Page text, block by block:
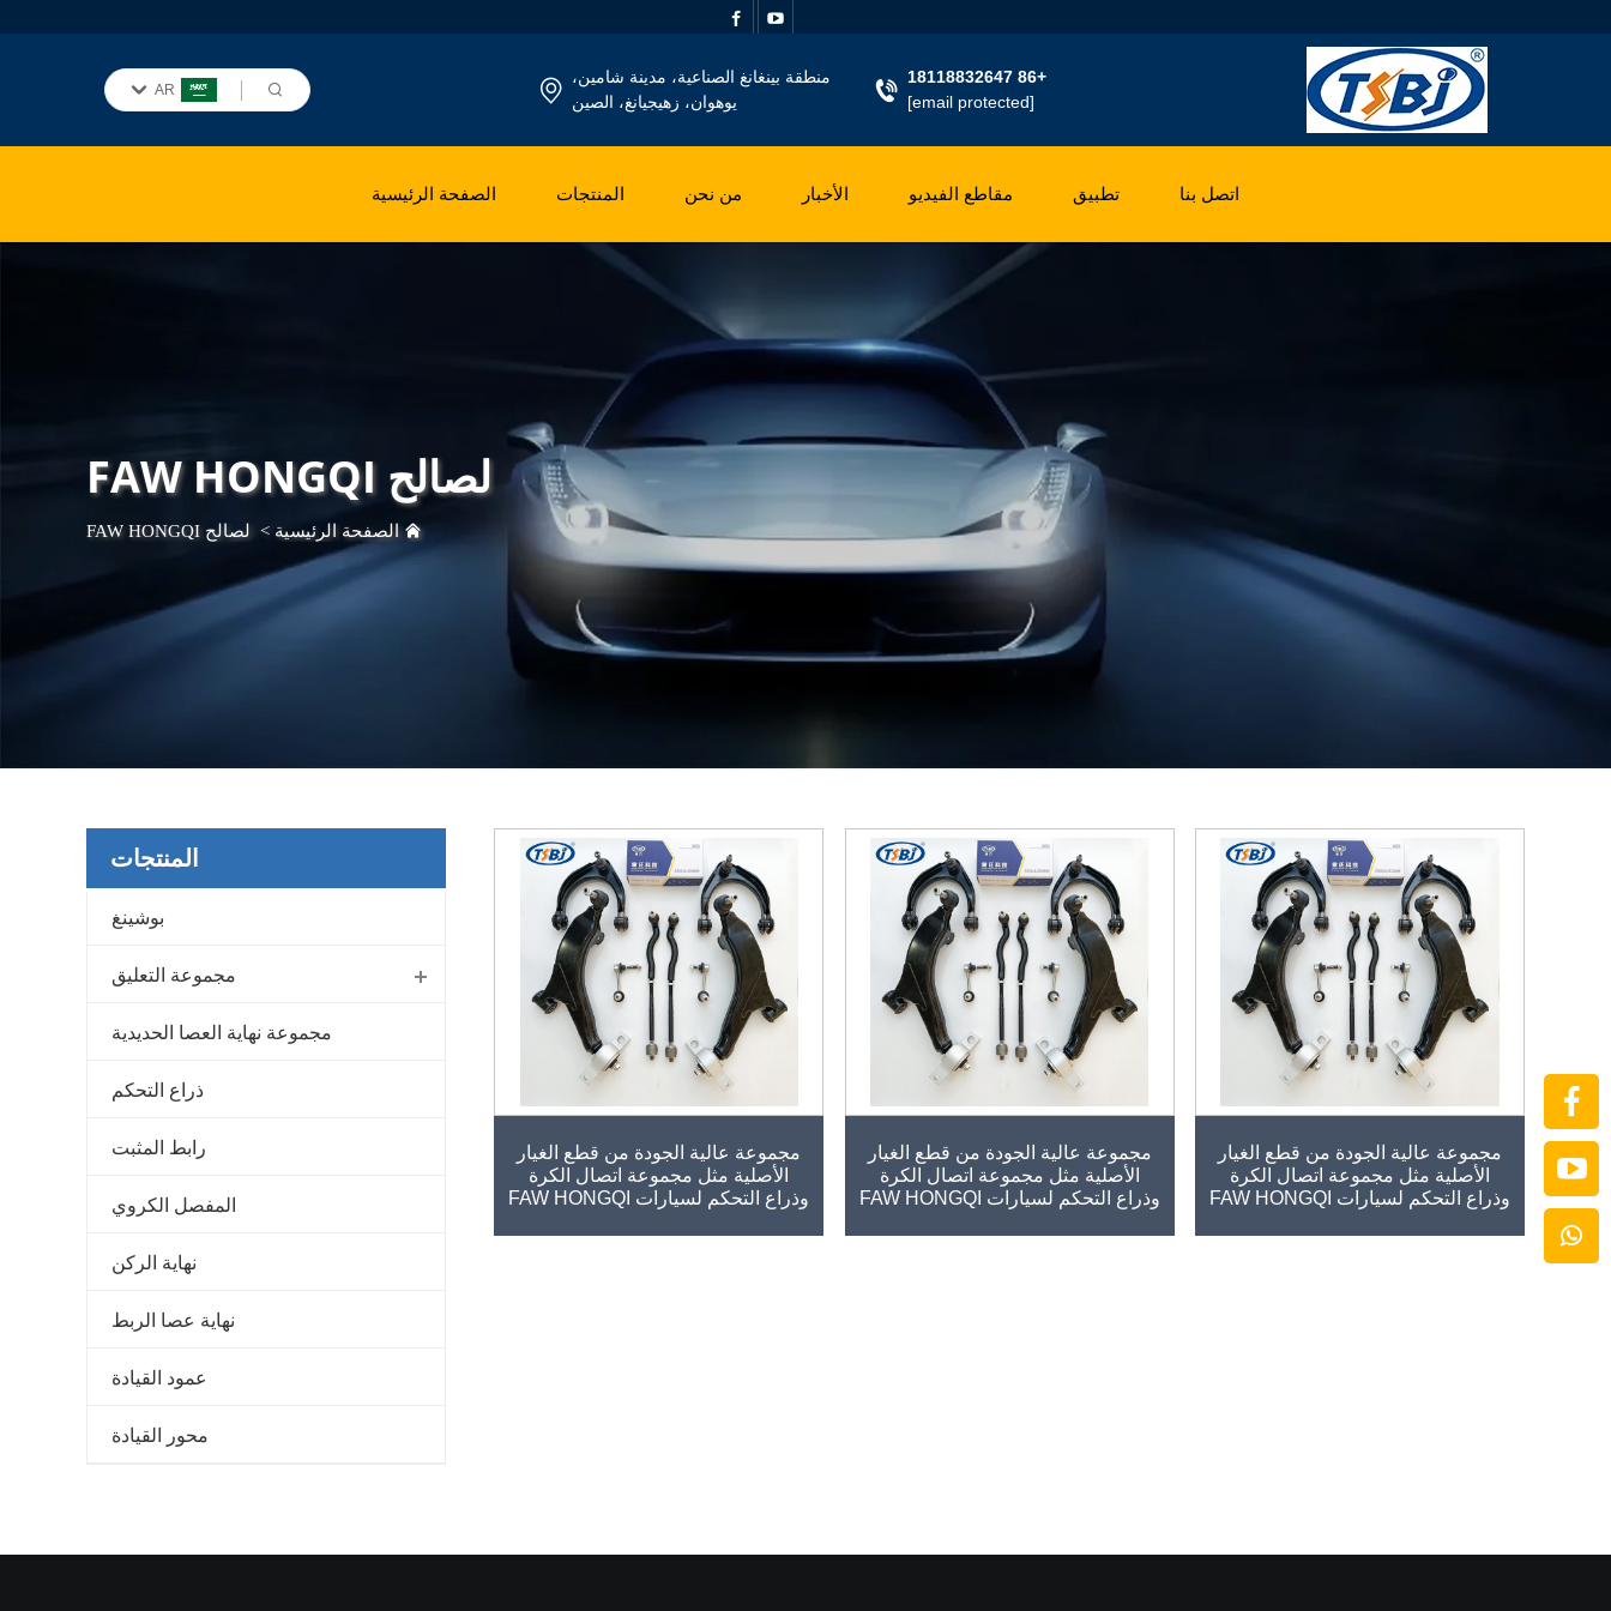
+86 18118832647
[email protected]
منطقة بينغانغ الصناعية، مدينة شامين،
يوهوان، زهيجيانغ، الصين
AR
الصفحة الرئيسية المنتجات من نحن الأخبار مقاطع الفيديو تطبيق اتصل بنا
لصالح FAW HONGQI
الصفحة الرئيسية > لصالح FAW HONGQI
المنتجات
بوشينغ
مجموعة التعليق
مجموعة نهاية العصا الحديدية
ذراع التحكم
رابط المثبت
المفصل الكروي
نهاية الركن
نهاية عصا الربط
عمود القيادة
محور القيادة
مجموعة عالية الجودة من قطع الغيار
الأصلية مثل مجموعة اتصال الكرة
وذراع التحكم لسيارات FAW HONGQI
مجموعة عالية الجودة من قطع الغيار
الأصلية مثل مجموعة اتصال الكرة
وذراع التحكم لسيارات FAW HONGQI
مجموعة عالية الجودة من قطع الغيار
الأصلية مثل مجموعة اتصال الكرة
وذراع التحكم لسيارات FAW HONGQI